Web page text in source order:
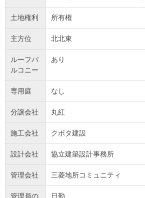
土地権利 所有権
主方位 北北東
ルーフバ
ルコニー
あり
専用庭 なし
分譲会社 丸紅
施工会社 クボタ建設
設計会社 協立建築設計事務所
管理会社 三菱地所コミュニティ
管理員の
日勤